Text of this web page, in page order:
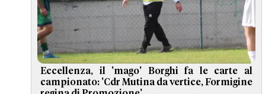
Eccellenza, il 'mago' Borghi fa le carte al
campionato: 'Cdr Mutina da vertice, Formigine